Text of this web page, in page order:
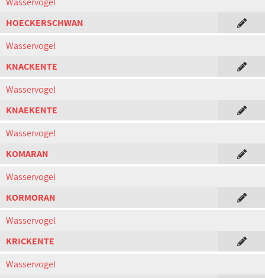
HOECKERSCHWAN
Wasservogel
KNACKENTE
Wasservogel
KNAEKENTE
Wasservogel
KOMARAN
Wasservogel
KORMORAN
Wasservogel
KRICKENTE
Wasservogel